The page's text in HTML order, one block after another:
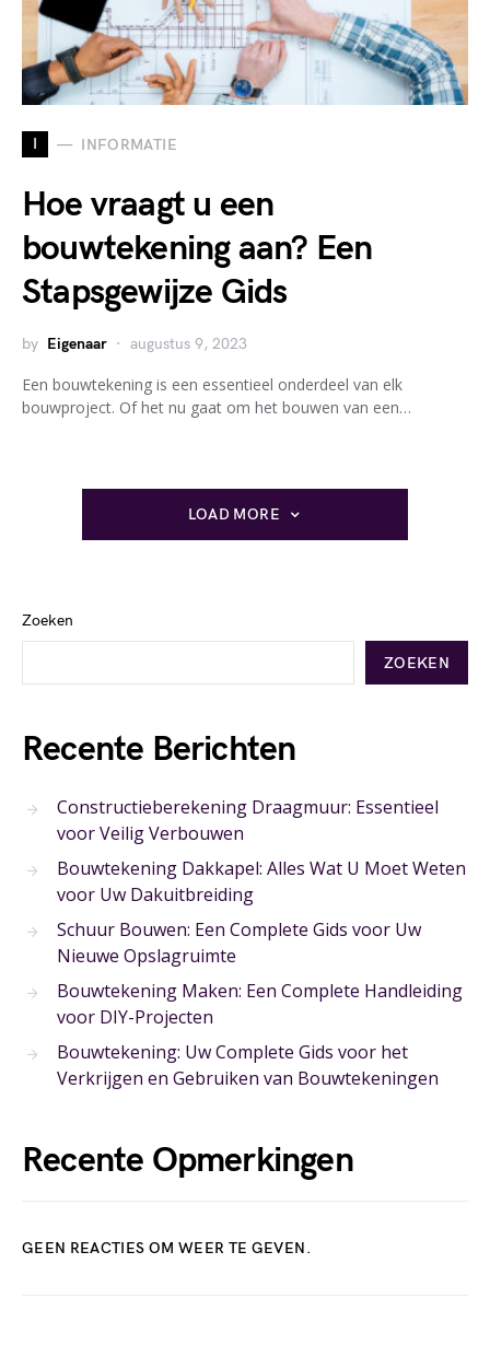
I INFORMATIE
Hoe vraagt u een
bouwtekening aan? Een
Stapsgewijze Gids
by Eigenaar augustus 9, 2023
Een bouwtekening is een essentieel onderdeel van elk
bouwproject. Of het nu gaat om het bouwen van een…
LOAD MORE
Zoeken
ZOEKEN
Recente Berichten
Constructieberekening Draagmuur: Essentieel
voor Veilig Verbouwen
Bouwtekening Dakkapel: Alles Wat U Moet Weten
voor Uw Dakuitbreiding
Schuur Bouwen: Een Complete Gids voor Uw
Nieuwe Opslagruimte
Bouwtekening Maken: Een Complete Handleiding
voor DIY-Projecten
Bouwtekening: Uw Complete Gids voor het
Verkrijgen en Gebruiken van Bouwtekeningen
Recente Opmerkingen
GEEN REACTIES OM WEER TE GEVEN.